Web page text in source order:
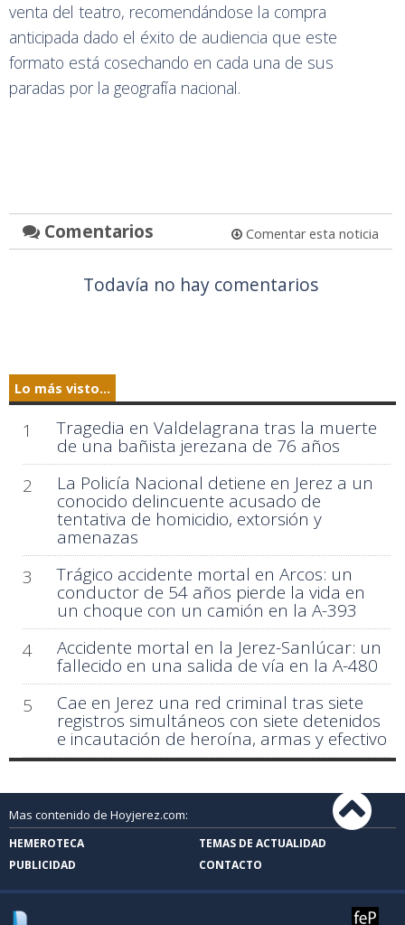
venta del teatro, recomendándose la compra
anticipada dado el éxito de audiencia que este
formato está cosechando en cada una de sus
paradas por la geografía nacional.
Comentarios Comentar esta noticia
Todavía no hay comentarios
Lo más visto...
1 Tragedia en Valdelagrana tras la muerte
de una bañista jerezana de 76 años
2
La Policía Nacional detiene en Jerez a un
conocido delincuente acusado de
tentativa de homicidio, extorsión y
amenazas
3
Trágico accidente mortal en Arcos: un
conductor de 54 años pierde la vida en
un choque con un camión en la A-393
4
Accidente mortal en la Jerez-Sanlúcar: un
fallecido en una salida de vía en la A-480
5
Cae en Jerez una red criminal tras siete
registros simultáneos con siete detenidos
e incautación de heroína, armas y efectivo
Mas contenido de Hoyjerez.com:
HEMEROTECA
TEMAS DE ACTUALIDAD
PUBLICIDAD
CONTACTO